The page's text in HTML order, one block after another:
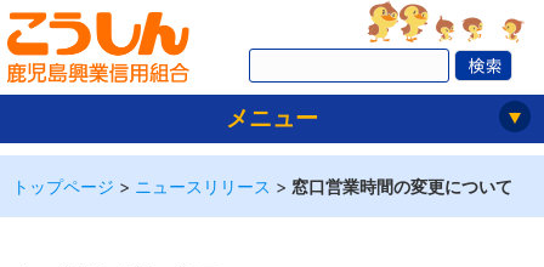
メニュー
トップページ > ニュースリリース > 窓口営業時間の変更について